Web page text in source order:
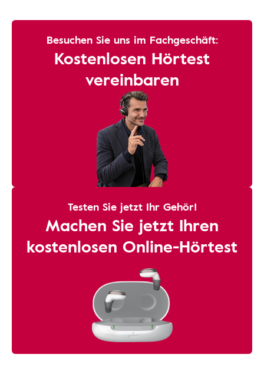
Besuchen Sie uns im Fachgeschäft:
Kostenlosen Hörtest
vereinbaren
Testen Sie jetzt Ihr Gehör!
Machen Sie jetzt Ihren
kostenlosen Online-Hörtest